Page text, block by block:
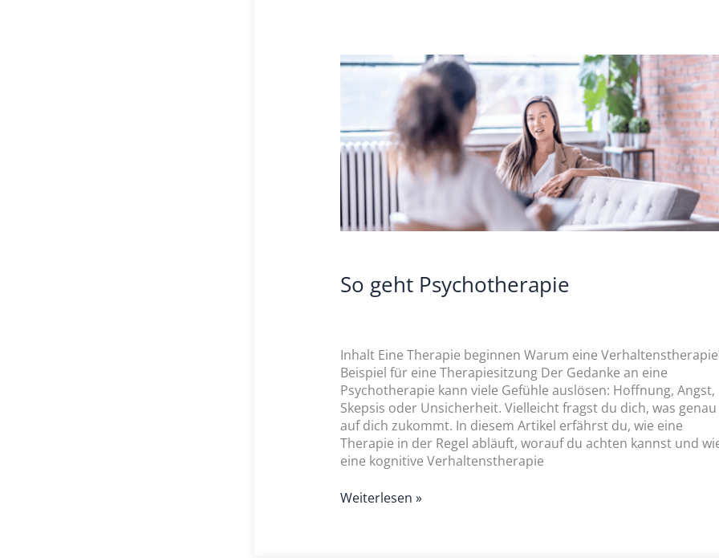
So geht Psychotherapie
Inhalt Eine Therapie beginnen Warum eine
Beispiel für eine Therapiesitzung Der Gedanke an eine
Psychotherapie kann viele Gefühle auslösen: Hoffnung, Angst,
Skepsis oder Unsicherheit. Vielleicht fragst du dich, was genau
auf dich zukommt. In diesem Artikel erfährst du, wie eine
Therapie in der Regel abläuft, worauf du achten kannst und
eine kognitive Verhaltenstherapie
So
Psychotherapie
Weiterlesen »